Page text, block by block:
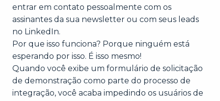
entrar em contato pessoalmente com os
assinantes da sua newsletter ou com seus leads
no LinkedIn.
Por que isso funciona? Porque ninguém está
esperando por isso. É isso mesmo!
Quando você exibe um formulário de solicitação
de demonstração como parte do processo de
integração, você acaba impedindo os usuários de